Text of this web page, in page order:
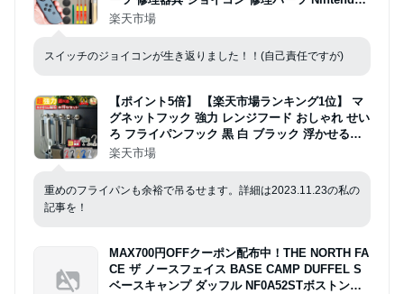
Switch ジョイコン コントローラー 修理セット J
簡単修理 ニンテンドー セルフ 故障
楽天市場
スイッチのジョイコンが生き返りました！！(自己責任ですが)
【ポイント5倍】 【楽天市場ランキング1位】 マ
グネットフック 強力 レンジフード おしゃれ せい
ろ フライパンフック 黒 白 ブラック 浮かせる収
納 キッチン 収納 吊るす ネット ネオジム磁石 玄
楽天市場
重めのフライパンも余裕で吊るせます。詳細は2023.11.23の私の
記事を！
MAX700円OFFクーポン配布中！THE NORTH FA
CE ザ ノースフェイス BASE CAMP DUFFEL S
ベースキャンプ ダッフル NF0A52STボストンバ